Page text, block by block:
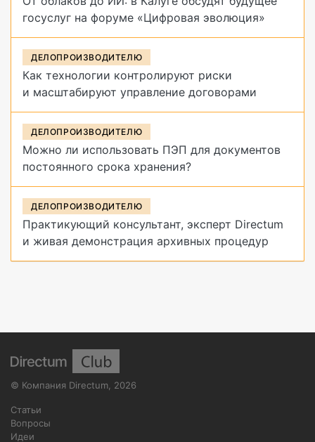
госуслуг на форуме «Цифровая эволюция»
ДЕЛОПРОИЗВОДИТЕЛЮ
Как технологии контролируют риски
и масштабируют управление договорами
ДЕЛОПРОИЗВОДИТЕЛЮ
Можно ли использовать ПЭП для документов
постоянного срока хранения?
ДЕЛОПРОИЗВОДИТЕЛЮ
Практикующий консультант, эксперт Directum
и живая демонстрация архивных процедур
© Компания Directum 2026
Статьи
Вопросы
Идеи